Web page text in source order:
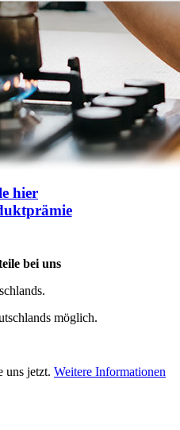
hier
bei uns
möglich.
uns jetzt. Weitere Informationen